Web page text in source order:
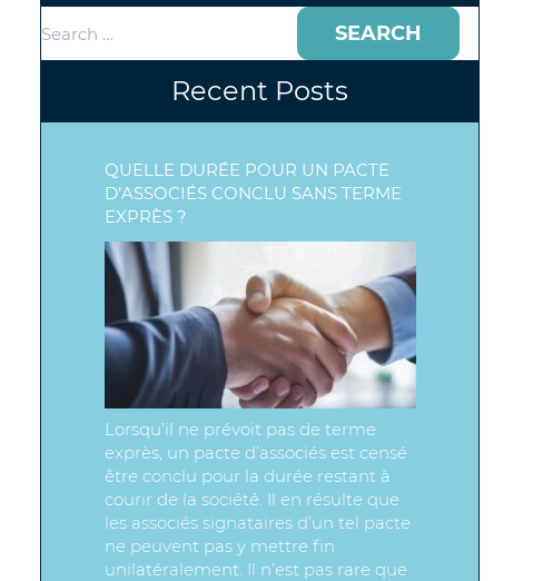
for:
Recent Posts
QUELLE DURÉE POUR UN PACTE
D’ASSOCIÉS CONCLU SANS TERME
EXPRÈS ?
Lorsqu’il ne prévoit pas de terme
exprès, un pacte d’associés est censé
être conclu pour la durée restant à
courir de la société. Il en résulte que
les associés signataires d’un tel pacte
ne peuvent pas y mettre fin
unilatéralement. Il n’est pas rare que